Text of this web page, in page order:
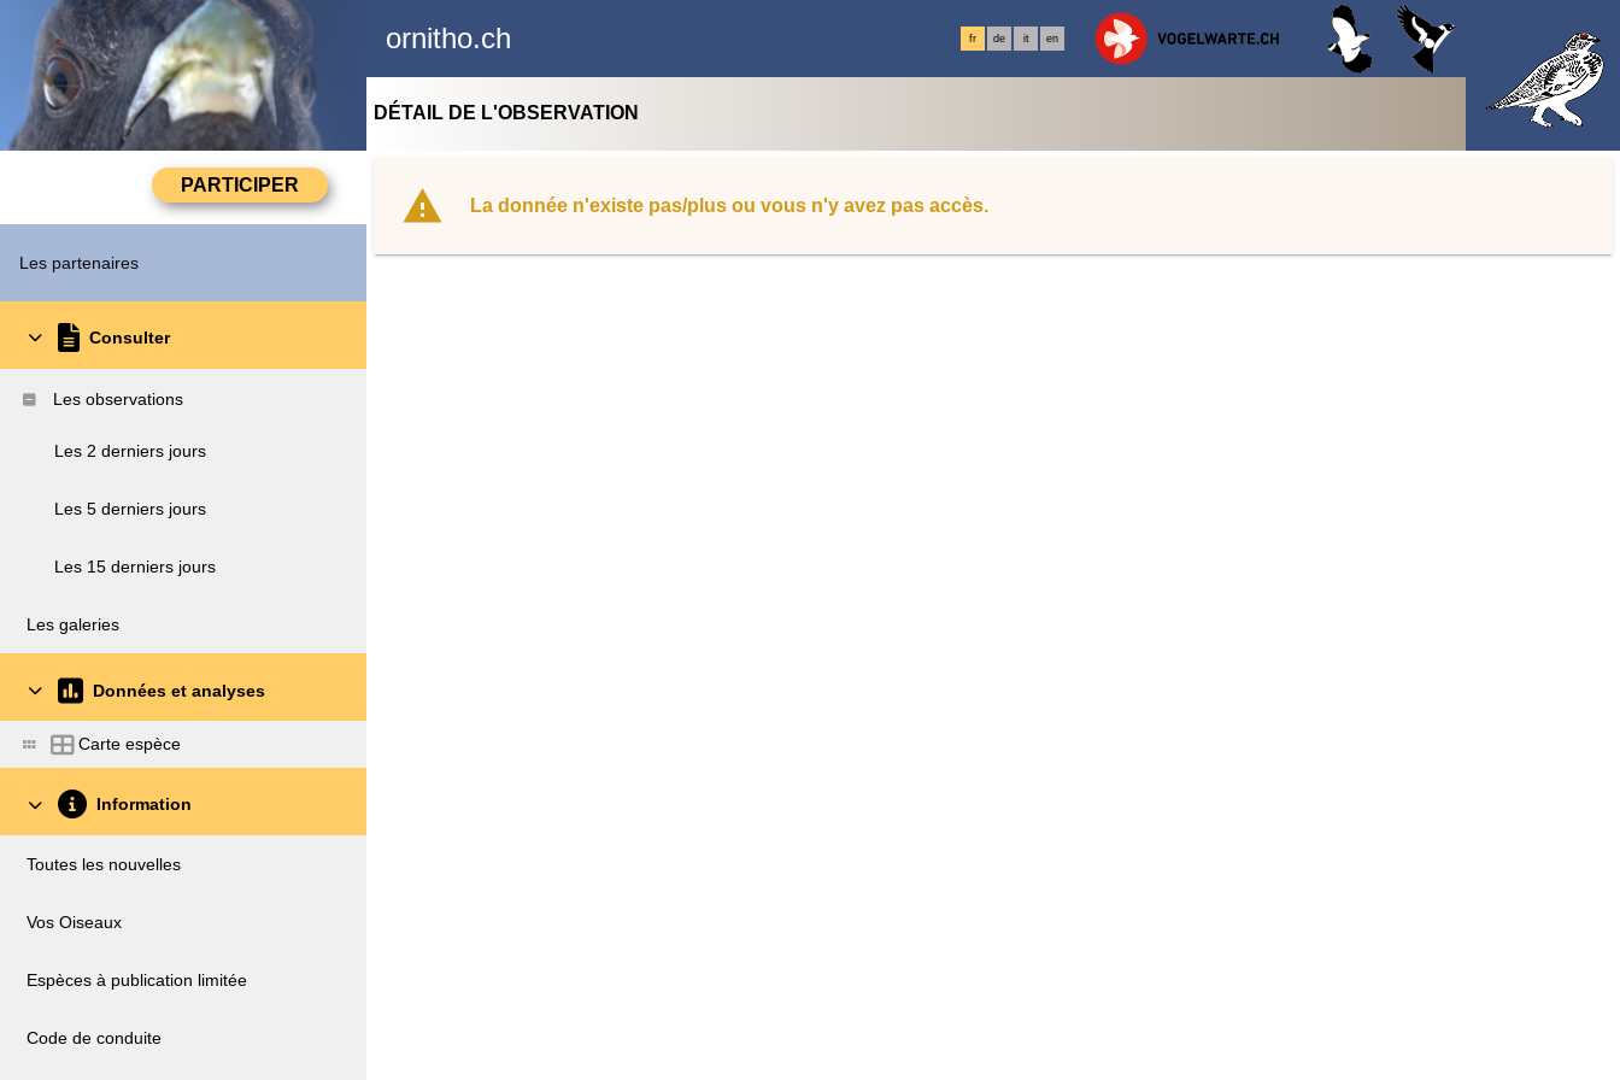
ornitho.ch fr de it en
Les partenaires
Consulter
Les observations
Les 2 derniers jours
Les 5 derniers jours
Les 15 derniers jours
Les galeries
Données et analyses
Carte espèce
Information
Toutes les nouvelles
Vos Oiseaux
Espèces à publication limitée
Code de conduite
DÉTAIL DE L'OBSERVATION
La donnée n'existe pas/plus ou vous n'y avez pas accès.